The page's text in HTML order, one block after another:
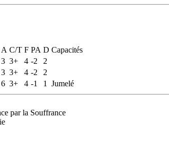
A C/T F PA D Capacités
3 3+ 4 -2
2
3 3+ 4 -2
2
6 3+ 4 -1 1 Jumelé
par la Souffrance